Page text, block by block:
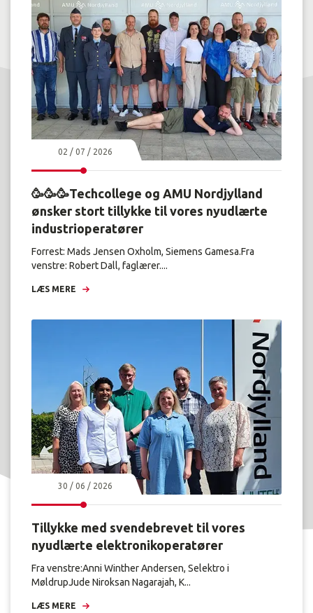
02 / 07 / 2026
🥳🥳🥳Techcollege og AMU Nordjylland
ønsker stort tillykke til vores nyudlærte
industrioperatører
Forrest: Mads Jensen Oxholm, Siemens Gamesa.Fra
venstre: Robert Dall, faglærer....
LÆS MERE
30 / 06 / 2026
Tillykke med svendebrevet til vores
nyudlærte elektronikoperatører
Fra venstre:Anni Winther Andersen, Selektro i
MøldrupJude Niroksan Nagarajah, K...
LÆS MERE